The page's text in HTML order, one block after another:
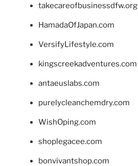
takecareofbusinessdfw.org
HamadaOfJapan.com
VersifyLifestyle.com
kingscreekadventures.com
antaeuslabs.com
purelycleanchemdry.com
WishOping.com
shoplegacee.com
bonvivantshop.com